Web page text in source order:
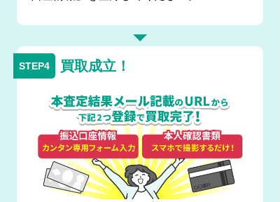
買取成立！